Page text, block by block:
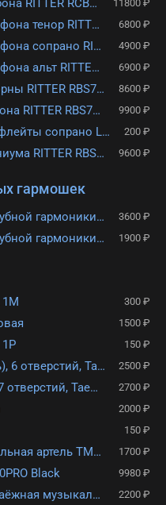
Чехол для тромбона RITTER RCB700-9-TB 11800 ₽
Чехол для саксофона тенор RITTER RBP2-TS/BRD 6800 ₽
Чехол для саксофона сопрано RITTER RBS7-SO/MGB 4900 ₽
Чехол для саксофона альт RITTER RBS7-AS/BDT 6900 ₽
Чехол для валторны RITTER RBS7-FH/MGB 8600 ₽
Чехол для баритона RITTER RBS7D-BH/SGL 9900 ₽
Чехол для блок-флейты сопрано Lutner lrs-1 200 ₽
Чехол для эуфониума RITTER RBS7-EUBU/MGB 9600 ₽
гармошек
Держатель для губной гармоники HOHNER FLEXRACK 3600 ₽
Держатель для губной гармоники HOHNER HH1 1900 ₽
1M 300 ₽
1500 ₽
150 ₽
Свирель G (Соль), 6 отверстий, Таежная Музыкальная Артель TMA-SBG-6 2500 ₽
Свирель Ля (А), 7 отверстий, Таежная Музыкальная Артель TMA-SBA7 2700 ₽
2000 ₽
150 ₽
Таежная музыкальная артель TMA-KG калюка соль 1700 ₽
Black 9980 ₽
Свирель ре (D) таёжная музыкальная артель TMA-SBD6 2200 ₽